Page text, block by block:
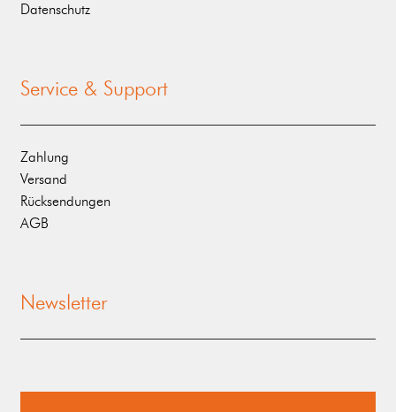
Datenschutz
Service & Support
Zahlung
Versand
Rücksendungen
AGB
Newsletter